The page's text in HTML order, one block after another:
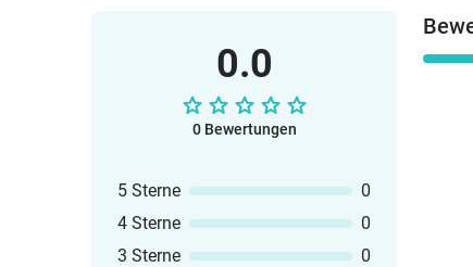
0.0
0 Bewertungen
5 Sterne
0
4 Sterne
0
3 Sterne
0